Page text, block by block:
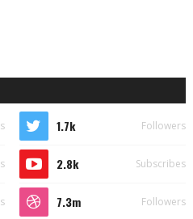
1.7k Followers
2.8k Subscribes
7.3m Followers